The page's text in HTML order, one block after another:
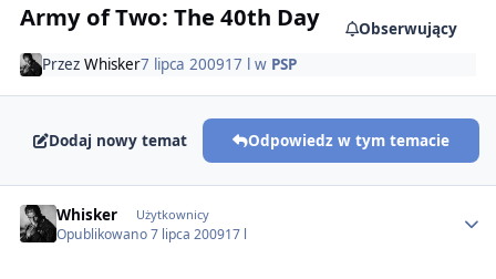
Army of Two: The 40th Day
Obserwujący
Przez Whisker7 lipca 200917 l w PSP
Dodaj nowy temat Odpowiedz w tym temacie
Whisker Użytkownicy
Opublikowano7 lipca 200917 l